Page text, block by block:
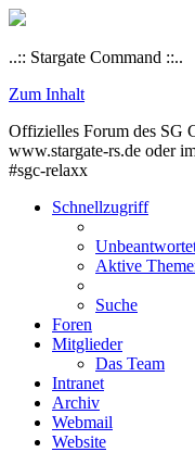
..:: Stargate Command ::..
Zum Inhalt
Offizielles Forum des SG
www.stargate-rs.de oder
#sgc-relaxx
Schnellzugriff
Aktive
Suche
Foren
Mitglieder
Das Team
Intranet
Archiv
Webmail
Website